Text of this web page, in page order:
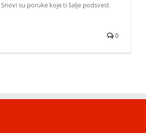
Snovi su poruke koje ti šalje podsvest
0